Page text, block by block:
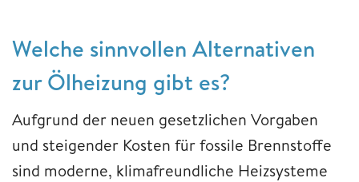
Welche sinnvollen Alternativen
zur Ölheizung gibt es?
Aufgrund der neuen gesetzlichen Vorgaben
und steigender Kosten für fossile Brennstoffe
sind moderne, klimafreundliche Heizsysteme